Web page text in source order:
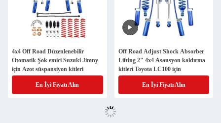
4x4 Off Road Düzenlenebilir
Otomatik Şok emici Suzuki Jimny
için Azot süspansiyon kitleri
En İyi Fiyatı Alın
Off Road Adjust Shock Absorber
Lifting 2" 4x4 Asansyon kaldırma
kitleri Toyota LC100 için
En İyi Fiyatı Alın